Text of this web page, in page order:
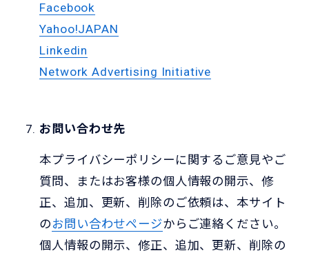
Facebook
Yahoo!JAPAN
Linkedin
Network Advertising Initiative
お問い合わせ先
本プライバシーポリシーに関するご意見やご
質問、またはお客様の個人情報の開示、修
正、追加、更新、削除のご依頼は、本サイト
のお問い合わせページからご連絡ください。
個人情報の開示、修正、追加、更新、削除の